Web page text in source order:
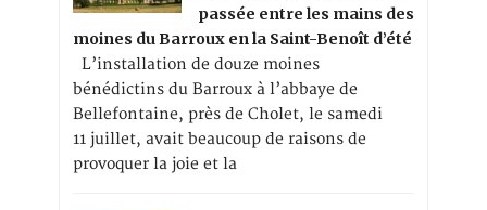
passée entre les mains des
moines du Barroux en la Saint-Benoît d’été
L’installation de douze moines
bénédictins du Barroux à l’abbaye de
Bellefontaine, près de Cholet, le samedi
11 juillet, avait beaucoup de raisons de
provoquer la joie et la